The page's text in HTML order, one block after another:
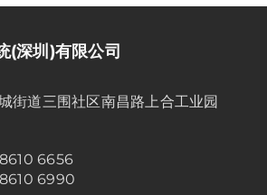
(深圳)有限公司
街道三围社区南昌路上合工业园
6656
6990